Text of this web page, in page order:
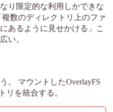
り限定的な利用しかできな
数のディレクトリ上のファ
あるように見せかける」こ
い。
。 マウントしたOverlayFS
リを統合する。